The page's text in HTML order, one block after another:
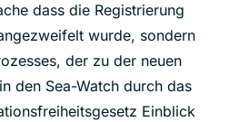
dass die Registrierung
wurde, sondern
der zu der neuen
den Sea-Watch durch das
Einblick